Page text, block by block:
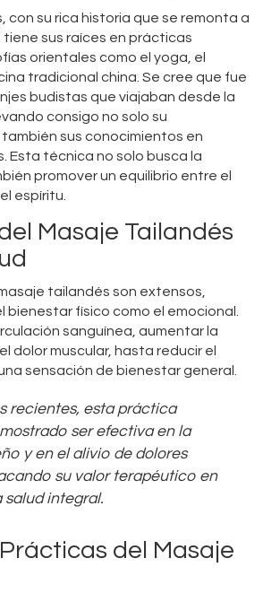
con su rica historia que se remonta a
tiene sus raíces en prácticas
orientales como el yoga, el
tradicional china. Se cree que fue
budistas que viajaban desde la
consigo no solo su
sus conocimientos en
Esta técnica no solo busca la
promover un equilibrio entre el
espíritu.
Masaje Tailandés
tailandés son extensos,
físico como el emocional.
sanguínea, aumentar la
dolor muscular, hasta reducir el
sensación de bienestar general.
recientes, esta práctica
ser efectiva en la
y en el alivio de dolores
su valor terapéutico en
salud integral.
del Masaje